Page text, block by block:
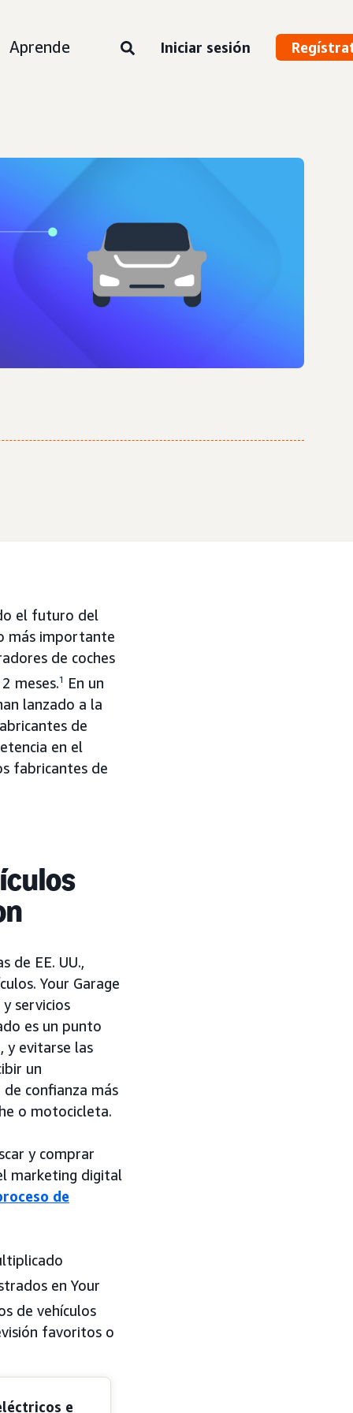
Aprende Iniciar sesión
el futuro del
más importante
de coches
meses.1
En un
lanzado a la
de
en el
fabricantes de
de EE. UU.,
Your Garage
servicios
es un punto
y evitarse las
un
confianza más
o motocicleta.
y comprar
marketing digital
de
en Your
de vehículos
favoritos o
e